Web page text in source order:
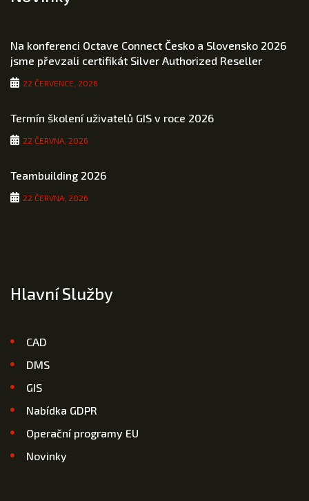
Na konferenci Octave Connect Česko a Slovensko 2026
jsme převzali certifikát Silver Authorized Reseller
22 ČERVENCE, 2026
Termín školení uživatelů GIS v roce 2026
22 ČERVNA, 2026
Teambuilding 2026
22 ČERVNA, 2026
Hlavní Služby
CAD
DMS
GIS
Nabídka GDPR
Operační programy EU
Novinky